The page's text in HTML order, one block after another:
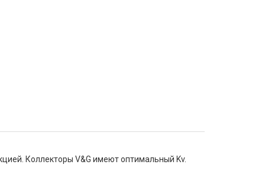
Коллекторы V&G имеют оптимальный Kv.